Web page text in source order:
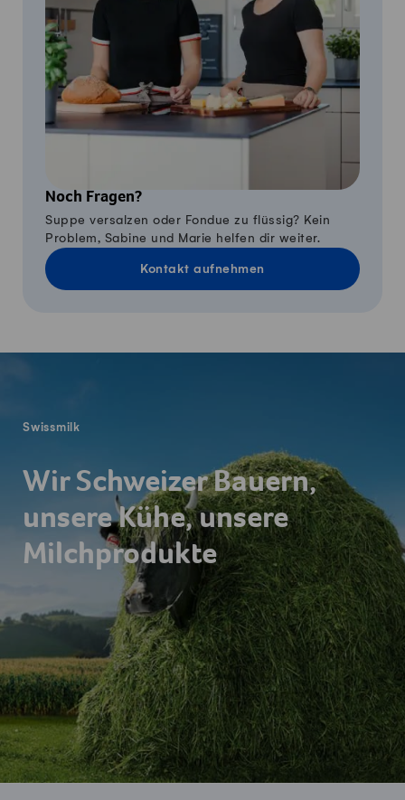
Noch Fragen?
Suppe versalzen oder Fondue zu flüssig? Kein
Problem, Sabine und Marie helfen dir weiter.
Kontakt aufnehmen
Swissmilk
Wir Schweizer Bauern,
unsere Kühe, unsere
Milchprodukte